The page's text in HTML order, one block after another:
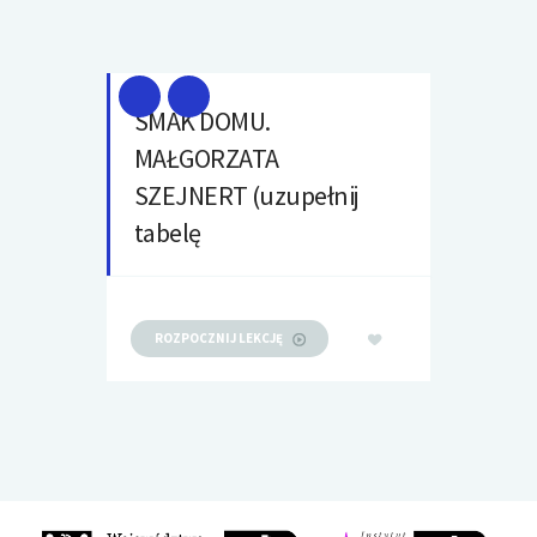
SMAK DOMU.
MAŁGORZATA
SZEJNERT (uzupełnij
tabelę
ROZPOCZNIJ LEKCJĘ